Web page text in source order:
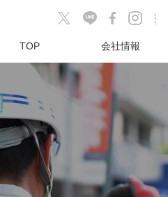
TOP 会社情報
沿 革
グループ会社
ガス内管工事
岐阜支店
東三河営業センター